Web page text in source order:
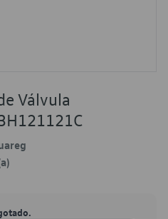
Válvula